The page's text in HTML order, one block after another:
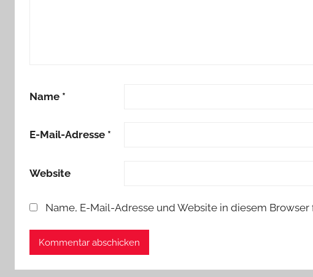
Name *
E-Mail-Adresse *
Website
Name, E-Mail-Adresse und Website in diesem